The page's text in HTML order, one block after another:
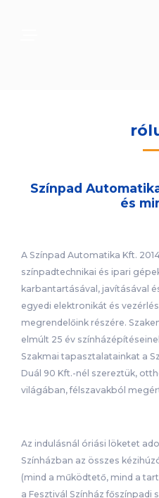
Színpad
és
A Színpad Automatika Kft.
színpadtechnikai és ipari
karbantartásával, javításával
egyedi elektronikát és
megrendelőink részére.
elmúlt 25 év
Szakmai tapasztalatainkat a
Duál 90 Kft.-nél szereztük,
világában, félszavakból
Az indulásnál óriási löketet
Színházban az összes
(mind a működtető, mind a
a Fesztivál Színház főszínpadi